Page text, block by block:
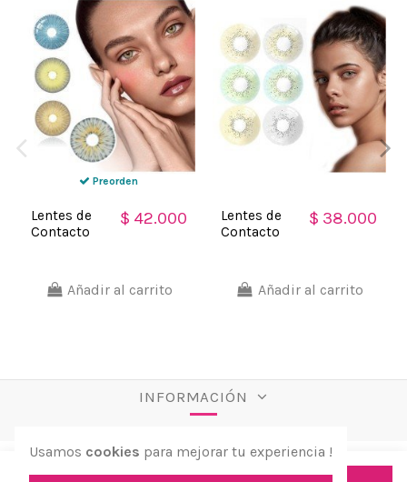
Preorden
Lentes de
Contacto
Realce
Moderno
$ 42.000
Añadir al carrito
Lentes de
Contacto
Natural Sin
Borde
$ 38.000
Añadir al carrito
INFORMACIÓN
Usamos cookies para mejorar tu experiencia !